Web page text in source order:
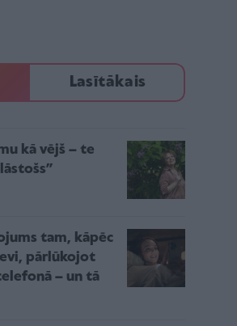
Lasītākais
kā vējš – te
tam, kāpēc
pārlūkojot
– un tā